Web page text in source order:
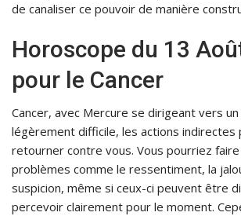
de canaliser ce pouvoir de manière
Horoscope du 13
pour le Cancer
Cancer, avec Mercure se dirigeant vers
légèrement difficile, les actions indirectes
retourner contre vous. Vous pourriez
problèmes comme le ressentiment, la
suspicion, même si ceux-ci peuvent être
percevoir clairement pour le moment.